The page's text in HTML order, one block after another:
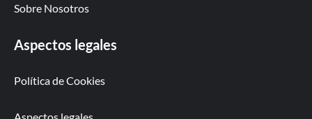
Sobre Nosotros
Aspectos legales
Política de Cookies